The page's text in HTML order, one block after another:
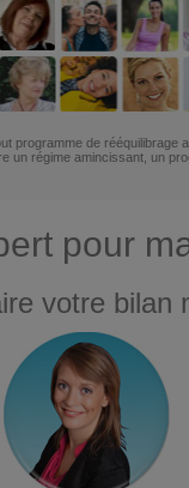
de
régime amincissant, un
pour
votre bilan